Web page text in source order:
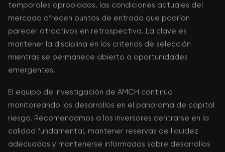
temporales apropiados, las condiciones actuales del
mercado ofrecen puntos de entrada que podrían
parecer atractivos en retrospectiva. La clave es
mantener la disciplina en los criterios de selección
mientras se permanece abierto a oportunidades
emergentes.
El equipo de investigación de AMCH continúa
monitoreando los desarrollos en el panorama de capital
riesgo. Recomendamos a los inversores centrarse en la
calidad fundamental, mantener reservas de liquidez
adecuadas y mantenerse informados sobre desarrollos